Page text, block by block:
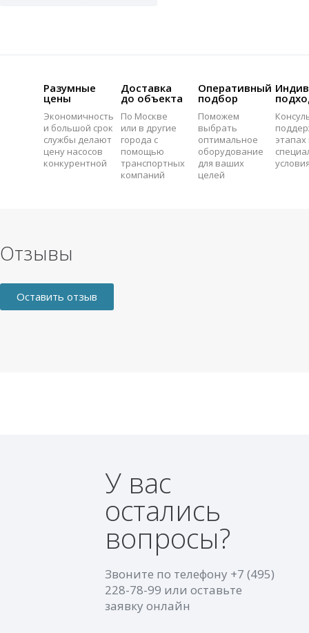
Разумные
цены
Экономичность
и большой срок
службы делают
цену насосов
конкурентной
Доставка
до объекта
По Москве
или в другие
города с
помощью
транспортных
компаний
Оперативный
подбор
Поможем
выбрать
оптимальное
оборудование
для ваших
целей
этапах
Отзывы
Оставить отзыв
У вас
остались
вопросы?
Звоните по телефону +7 (495)
228-78-99 или оставьте
заявку онлайн